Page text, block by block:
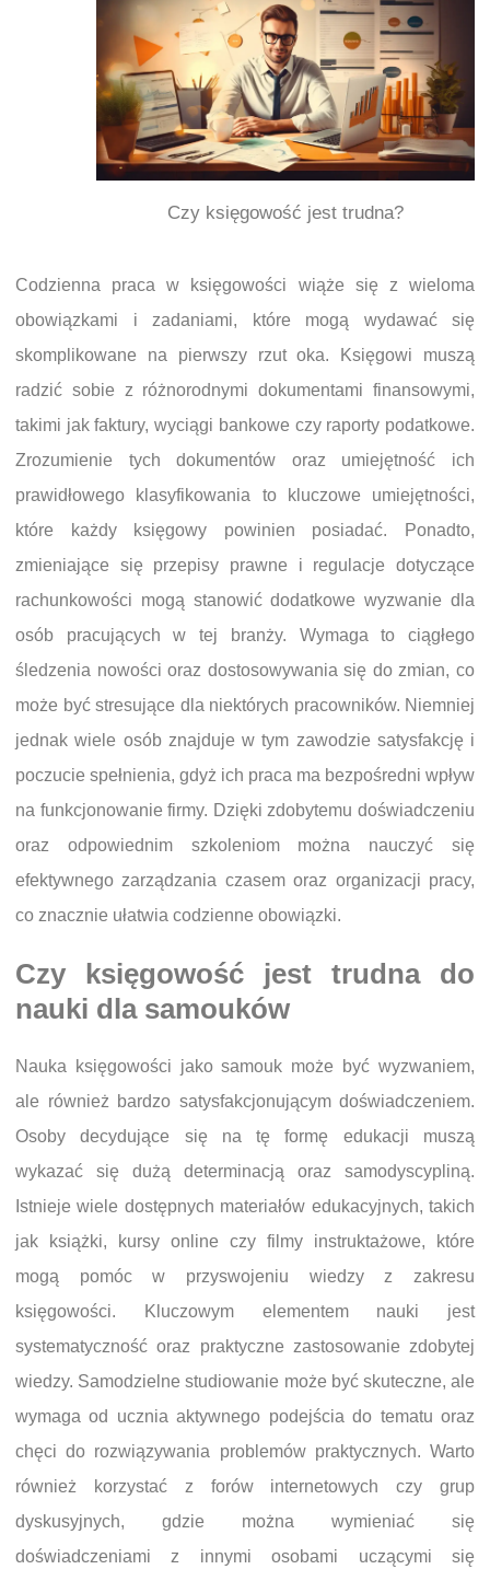
Czy księgowość jest trudna?
Codzienna praca w księgowości wiąże się z wieloma
obowiązkami i zadaniami, które mogą wydawać się
skomplikowane na pierwszy rzut oka. Księgowi muszą
radzić sobie z różnorodnymi dokumentami finansowymi,
takimi jak faktury, wyciągi bankowe czy raporty podatkowe.
Zrozumienie tych dokumentów oraz umiejętność ich
prawidłowego klasyfikowania to kluczowe umiejętności,
które każdy księgowy powinien posiadać. Ponadto,
zmieniające się przepisy prawne i regulacje dotyczące
rachunkowości mogą stanowić dodatkowe wyzwanie dla
osób pracujących w tej branży. Wymaga to ciągłego
śledzenia nowości oraz dostosowywania się do zmian, co
może być stresujące dla niektórych pracowników. Niemniej
jednak wiele osób znajduje w tym zawodzie satysfakcję i
poczucie spełnienia, gdyż ich praca ma bezpośredni wpływ
na funkcjonowanie firmy. Dzięki zdobytemu doświadczeniu
oraz odpowiednim szkoleniom można nauczyć się
efektywnego zarządzania czasem oraz organizacji pracy,
co znacznie ułatwia codzienne obowiązki.
Czy księgowość jest trudna do
nauki dla samouków
Nauka księgowości jako samouk może być wyzwaniem,
ale również bardzo satysfakcjonującym doświadczeniem.
Osoby decydujące się na tę formę edukacji muszą
wykazać się dużą determinacją oraz samodyscypliną.
Istnieje wiele dostępnych materiałów edukacyjnych, takich
jak książki, kursy online czy filmy instruktażowe, które
mogą pomóc w przyswojeniu wiedzy z zakresu
księgowości. Kluczowym elementem nauki jest
systematyczność oraz praktyczne zastosowanie zdobytej
wiedzy. Samodzielne studiowanie może być skuteczne, ale
wymaga od ucznia aktywnego podejścia do tematu oraz
chęci do rozwiązywania problemów praktycznych. Warto
również korzystać z forów internetowych czy grup
dyskusyjnych, gdzie można wymieniać się
doświadczeniami z innymi osobami uczącymi się